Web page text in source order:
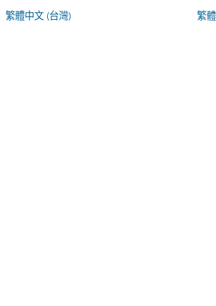
繁體中文 (台灣) 繁